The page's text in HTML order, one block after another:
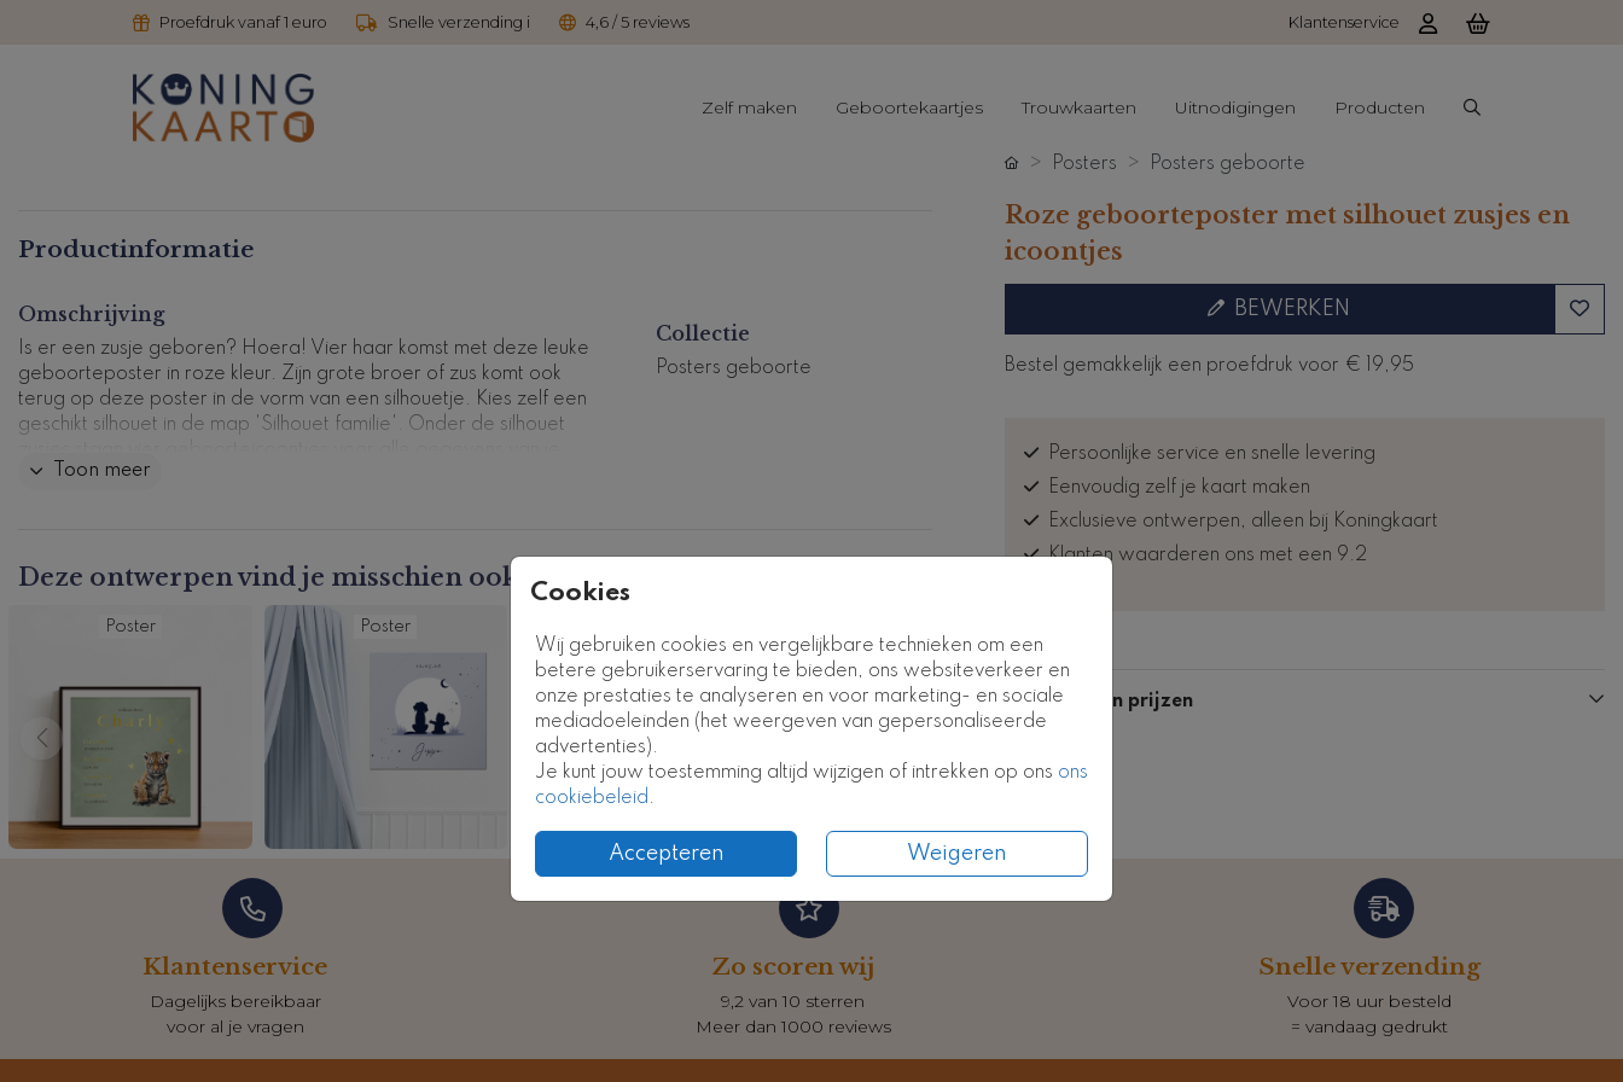
Proefdruk vanaf 1 euro Snelle verzending i 4,6 / 5 reviews Klantenservice
Zelf maken Geboortekaartjes Trouwkaarten Uitnodigingen Producten
Cookies
Wij gebruiken cookies en vergelijkbare technieken om een
betere gebruikerservaring te bieden, ons websiteverkeer en
onze prestaties te analyseren en voor marketing- en sociale
mediadoeleinden (het weergeven van gepersonaliseerde
advertenties).
Je kunt jouw toestemming altijd wijzigen of intrekken op ons ons
cookiebeleid.
Accepteren Weigeren
Productinformatie
Omschrijving
Is er een zusje geboren? Hoera! Vier haar komst met deze leuke
geboorteposter in roze kleur. Zijn grote broer of zus komt ook
terug op deze poster in de vorm van een silhouetje. Kies zelf een
geschikt silhouet in de map 'Silhouet familie'. Onder de silhouet
dochtertje.
Toon meer
Collectie
Posters geboorte
Deze ontwerpen vind je misschien ook leuk
Poster Poster
Posters Posters geboorte
Roze geboorteposter met silhouet zusjes en
icoontjes
BEWERKEN
Bestel gemakkelijk een proefdruk voor € 19,95
Persoonlijke service en snelle levering
Eenvoudig zelf je kaart maken
Exclusieve ontwerpen, alleen bij Koningkaart
Klanten waarderen ons met een 9.2
Formaten en prijzen
Klantenservice
Dagelijks bereikbaar
voor al je vragen
Zo scoren wij
9,2 van 10 sterren
Meer dan 1000 reviews
Snelle verzending
Voor 18 uur besteld
= vandaag gedrukt